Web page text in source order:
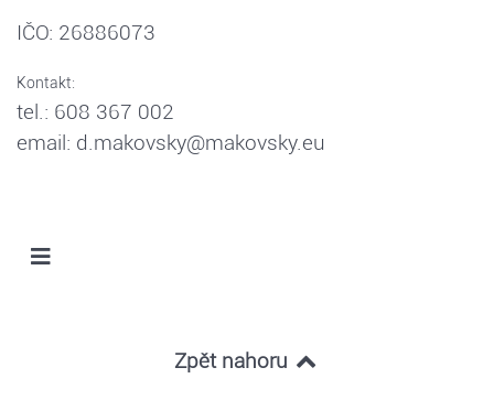
IČO: 26886073
Kontakt:
tel.: 608 367 002
email: d.makovsky@makovsky.eu
Zpět nahoru